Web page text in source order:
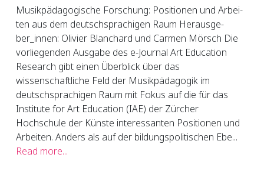
Mu­sik­päd­ago­gi­sche For­schung: Po­si­tio­nen und Ar­bei­
ten aus dem deutsch­spra­chi­gen Raum Her­aus­ge­
ber_in­nen: Oli­vi­er Blan­chard und Car­men Mörsch Die
vorliegenden Ausgabe des e-Journal Art Education
Research gibt einen Überblick über das
wissenschaftliche Feld der Musikpädagogik im
deutschsprachigen Raum mit Fokus auf die für das
Institute for Art Education (IAE) der Zürcher
Hochschule der Künste interessanten Positionen und
Arbeiten. Anders als auf der bildungspolitischen Ebe...
Read more...